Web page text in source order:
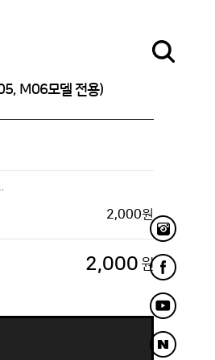
M06모델 전용)
M06모델 전용)
2,000원
2,000 원